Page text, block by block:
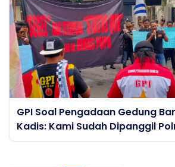
GPI Soal Pengadaan Gedung
Kadis: Kami Sudah Dipanggil